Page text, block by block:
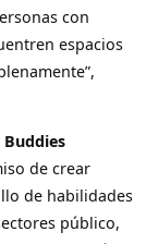
con
espacios
Buddies
de crear
de habilidades
público,